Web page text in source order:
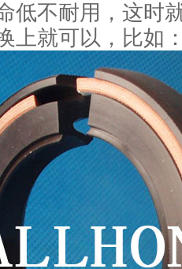
低不耐用，这时
上就可以，比如